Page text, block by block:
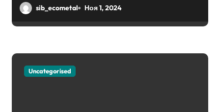
sib_ecometal Ноя 1, 2024
Uncategorised